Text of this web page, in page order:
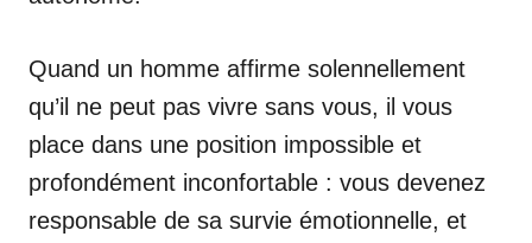
Quand un homme affirme solennellement
qu’il ne peut pas vivre sans vous, il vous
place dans une position impossible et
profondément inconfortable : vous devenez
responsable de sa survie émotionnelle, et